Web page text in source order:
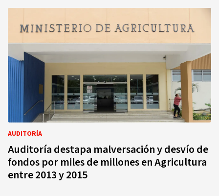
AUDITORÍA
Auditoría destapa malversación y desvío de
fondos por miles de millones en Agricultura
entre 2013 y 2015